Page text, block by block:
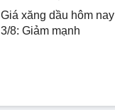
Giá xăng dầu hôm nay
3/8: Giảm mạnh